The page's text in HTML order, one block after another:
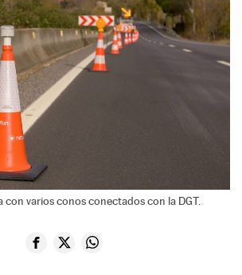
con varios conos conectados con la DGT.